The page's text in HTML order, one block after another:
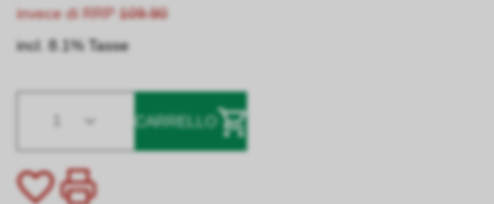
invece di RRP 109.90
incl. 8.1% Tasse
CARRELLO